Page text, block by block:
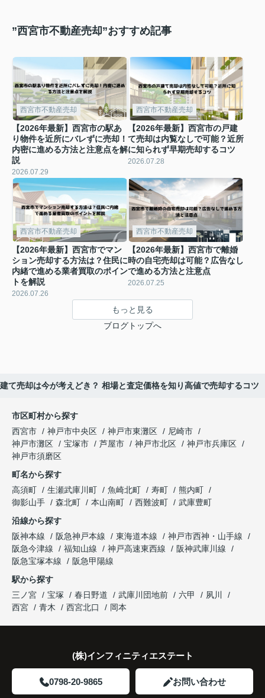
”西宮市不動産売却”おすすめ記事
西宮市不動産売却
【2026年最新】西宮市の駅あ
り物件を近所にバレずに売却！
内密に進める方法と注意点を解
説
2026.07.29
西宮市不動産売却
【2026年最新】西宮市の戸建
て売却は内覧なしで可能？近所
に知られず早期売却するコツ
2026.07.28
西宮市不動産売却
【2026年最新】西宮市でマン
ション売却する方法は？住民に
内緒で進める業者買取のポイン
トを解説
2026.07.26
西宮市不動産売却
【2026年最新】西宮市で離婚
時の自宅売却は可能？広告なし
で進める方法と注意点
2026.07.25
もっと見る
ブログトップへ
て売却は今が考えどき？ 相場と査定価格を知り高値で売却するコツ
市区町村から探す
西宮市
神戸市中央区 神戸市東灘区
尼崎市
神戸市灘区
宝塚市 芦屋市 神戸市北区
神戸市兵庫区
神戸市須磨区
町名から探す
高須町
生瀬武庫川町 魚崎北町 寿町
熊内町
御影山手
森北町 本山南町 西難波町
武庫豊町
沿線から探す
阪神本線
阪急神戸本線 東海道本線
神戸市西神・山手線
阪急今津線
福知山線 神戸高速東西線
阪神武庫川線
阪急宝塚本線
阪急甲陽線
駅から探す
三ノ宮
宝塚 春日野道 武庫川団地前 六甲
夙川
西宮
青木 西宮北口 岡本
(株)インフィニティエステート
0798-20-9865 お問い合わせ